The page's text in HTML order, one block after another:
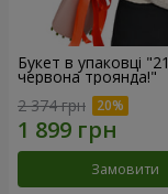
Букет в упаковці "21
червона троянда!"
2 374 грн
Замовити